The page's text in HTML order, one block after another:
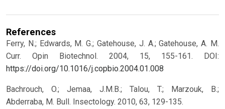
References
Ferry, N.; Edwards, M. G.; Gatehouse, J. A.; Gatehouse, A. M.
Curr. Opin Biotechnol. 2004, 15, 155-161. DOI:
https://doi.org/10.1016/j.copbio.2004.01.008
Bachrouch, O.; Jemaa, J.M.B.; Talou, T.; Marzouk, B.;
Abderraba, M. Bull. Insectology. 2010, 63, 129-135.